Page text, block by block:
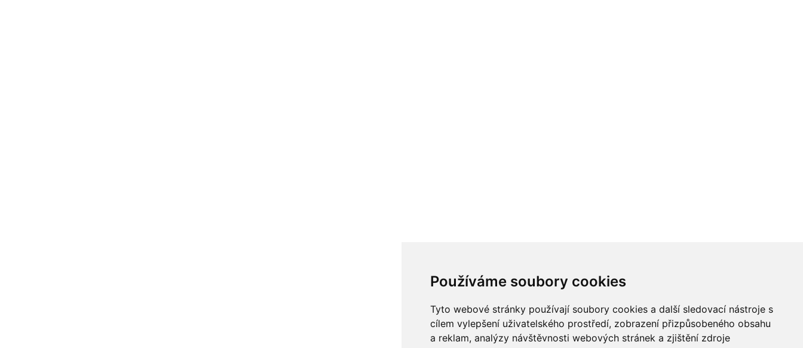
Používáme soubory cookies
Tyto webové stránky používají soubory cookies a další sledovací nástroje s
cílem vylepšení uživatelského prostředí, zobrazení přizpůsobeného obsahu
a reklam, analýzy návštěvnosti webových stránek a zjištění zdroje